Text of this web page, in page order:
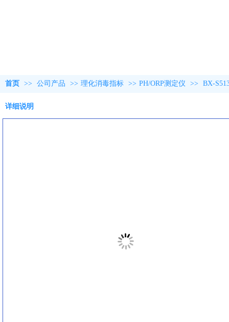
首页 >> 公司产品 >> 理化消毒指标 >> PH/ORP测定仪 >> BX-
详细说明